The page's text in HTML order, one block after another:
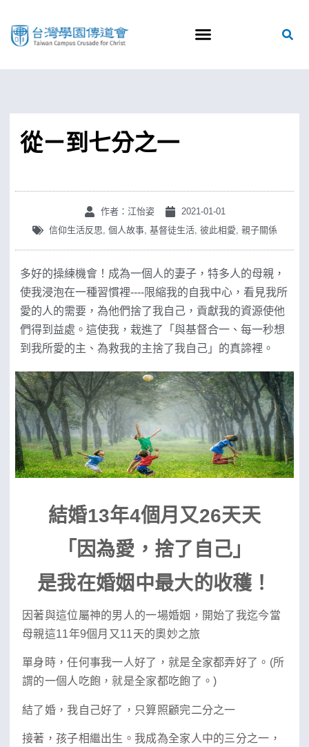
從ㄧ到七分之一
作者：江怡姿
2021-01-01
信仰生活反思, 個人故事, 基督徒生活, 彼此相愛, 親子關係
多好的操練機會！成為一個人的妻子，特多人的母親，
使我浸泡在一種習慣裡----限縮我的自我中心，看見我所
愛的人的需要，為他們捨了我自己，貢獻我的資源使他
們得到益處。這使我，栽進了「與基督合一、每一秒想
到我所愛的主、為救我的主捨了我自己」的真諦裡。
結婚13年4個月又26天天
「因為愛，捨了自己」
是我在婚姻中最大的收穫！
因著與這位屬神的男人的一場婚姻，開始了我迄今當
母親這11年9個月又11天的奧妙之旅
單身時，任何事我一人好了，就是全家都弄好了。(所
謂的一個人吃飽，就是全家都吃飽了。)
結了婚，我自己好了，只算照顧完二分之一
接著，孩子相繼出生。我成為全家人中的三分之一，